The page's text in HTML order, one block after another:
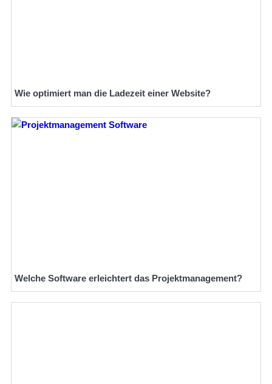
Wie optimiert man die Ladezeit einer Website?
Welche Software erleichtert das Projektmanagement?